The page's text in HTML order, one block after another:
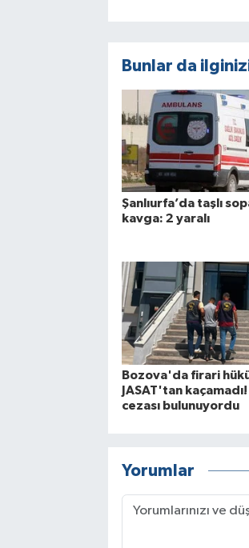
Bunlar da
Şanlıurfa’da taşlı
kavga: 2 yaralı
Bozova'da firari
JASAT'tan kaçamadı!
cezası bulunuyordu
Yorumlar